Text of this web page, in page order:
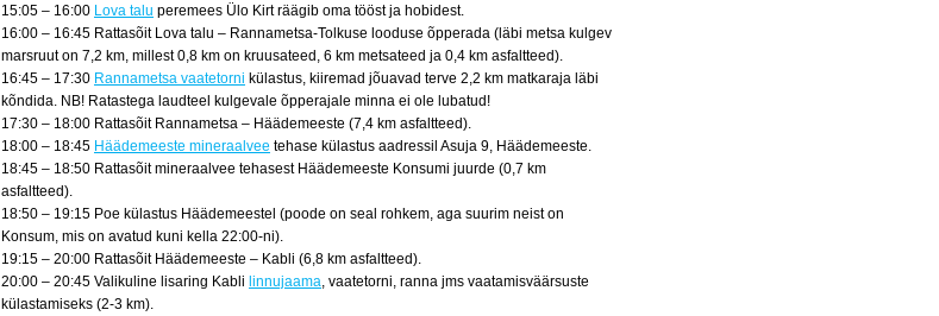
15:05 – 16:00 Lova talu peremees Ülo Kirt räägib oma tööst ja hobidest.
16:00 – 16:45 Rattasõit Lova talu – Rannametsa-Tolkuse looduse õpperada (läbi metsa kulgev
marsruut on 7,2 km, millest 0,8 km on kruusateed, 6 km metsateed ja 0,4 km asfaltteed).
16:45 – 17:30 Rannametsa vaatetorni külastus, kiiremad jõuavad terve 2,2 km matkaraja läbi
kõndida. NB! Ratastega laudteel kulgevale õpperajale minna ei ole lubatud!
17:30 – 18:00 Rattasõit Rannametsa – Häädemeeste (7,4 km asfaltteed).
18:00 – 18:45 Häädemeeste mineraalvee tehase külastus aadressil Asuja 9, Häädemeeste.
18:45 – 18:50 Rattasõit mineraalvee tehasest Häädemeeste Konsumi juurde (0,7 km
asfaltteed).
18:50 – 19:15 Poe külastus Häädemeestel (poode on seal rohkem, aga suurim neist on
Konsum, mis on avatud kuni kella 22:00-ni).
19:15 – 20:00 Rattasõit Häädemeeste – Kabli (6,8 km asfaltteed).
20:00 – 20:45 Valikuline lisaring Kabli linnujaama , vaatetorni, ranna jms vaatamisväärsuste
külastamiseks (2-3 km).